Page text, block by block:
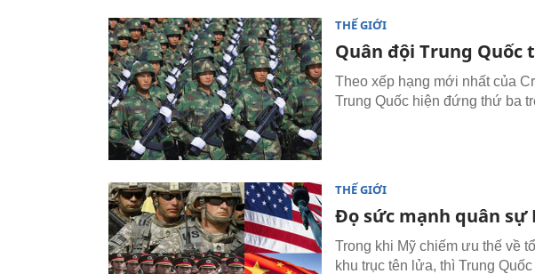
THẾ GIỚI
Quân đội Trung Quốc
Theo xếp hạng mới nhất của
Trung Quốc hiện đứng thứ ba
THẾ GIỚI
Đọ sức mạnh quân sự
Trong khi Mỹ chiếm ưu thế về
khu trục tên lửa, thì Trung